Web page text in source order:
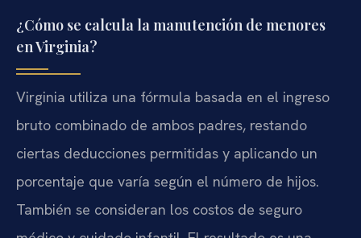
¿Cómo se calcula la manutención de menores
en Virginia?
Virginia utiliza una fórmula basada en el ingreso
bruto combinado de ambos padres, restando
ciertas deducciones permitidas y aplicando un
porcentaje que varía según el número de hijos.
También se consideran los costos de seguro